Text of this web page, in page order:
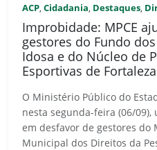
ACP, Cidadania, Destaques,
Improbidade: MPCE
gestores do Fundo
Idosa e do Núcleo de
Esportivas de Fortaleza
O Ministério Público do
nesta segunda-feira (06/09),
em desfavor de gestores do
Municipal dos Direitos da